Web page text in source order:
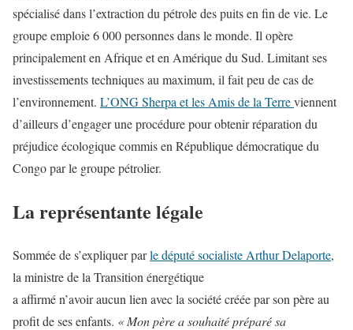
spécialisé dans l’extraction du pétrole des puits en fin de vie. Le
groupe emploie 6 000 personnes dans le monde. Il opère
principalement en Afrique et en Amérique du Sud. Limitant ses
investissements techniques au maximum, il fait peu de cas de
l’environnement. L’ONG Sherpa et les Amis de la Terreviennent
d’ailleurs d’engager une procédure pour obtenir réparation du
préjudice écologique commis en République démocratique du
Congo par le groupe pétrolier.
La représentante légale
Sommée de s’expliquer parle député socialiste Arthur Delaporte,
la ministre de la Transition énergétique
a affirmé n’avoir aucun lien avec la société créée par son père au
profit de ses enfants. « Mon père a souhaité préparé sa